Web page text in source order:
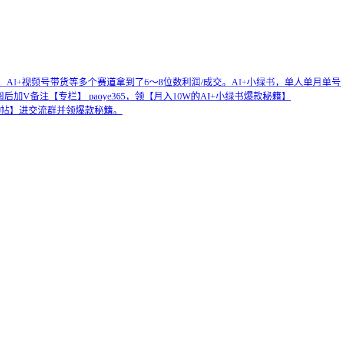
视频号带货等多个赛道拿到了6～8位数利润/成交。AI+小绿书，单人单月单号
加V备注【专栏】 paoye365，领【月入10W的AI+小绿书爆款秘籍】
】进交流群并领爆款秘籍。